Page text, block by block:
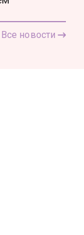
Все новости